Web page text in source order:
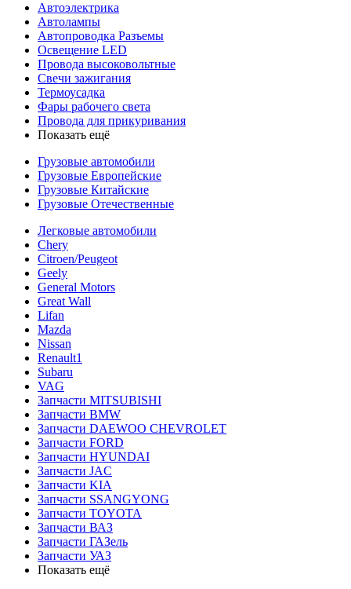
Автоэлектрика
Автолампы
Автопроводка Разъемы
Освещение LED
Провода высоковольтные
Свечи зажигания
Термоусадка
Фары рабочего света
Провода для прикуривания
Показать ещё
Грузовые автомобили
Грузовые Европейские
Грузовые Китайские
Грузовые Отечественные
Легковые автомобили
Chery
Citroen/Peugeot
Geely
General Motors
Great Wall
Lifan
Mazda
Nissan
Renault1
Subaru
VAG
Запчасти MITSUBISHI
Запчасти BMW
Запчасти DAEWOO CHEVROLET
Запчасти FORD
Запчасти HYUNDAI
Запчасти JAC
Запчасти KIA
Запчасти SSANGYONG
Запчасти TOYOTA
Запчасти ВАЗ
Запчасти ГАЗель
Запчасти УАЗ
Показать ещё